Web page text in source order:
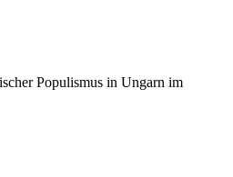
Populismus in Ungarn im